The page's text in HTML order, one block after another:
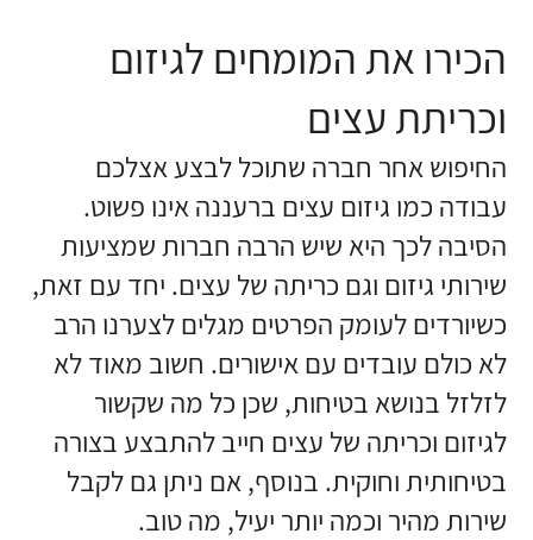
הכירו את המומחים לגיזום
וכריתת עצים
החיפוש אחר חברה שתוכל לבצע אצלכם
עבודה כמו גיזום עצים ברעננה אינו פשוט.
הסיבה לכך היא שיש הרבה חברות שמציעות
שירותי גיזום וגם כריתה של עצים. יחד עם זאת,
כשיורדים לעומק הפרטים מגלים לצערנו הרב
לא כולם עובדים עם אישורים. חשוב מאוד לא
לזלזל בנושא בטיחות, שכן כל מה שקשור
לגיזום וכריתה של עצים חייב להתבצע בצורה
בטיחותית וחוקית. בנוסף, אם ניתן גם לקבל
שירות מהיר וכמה יותר יעיל, מה טוב.